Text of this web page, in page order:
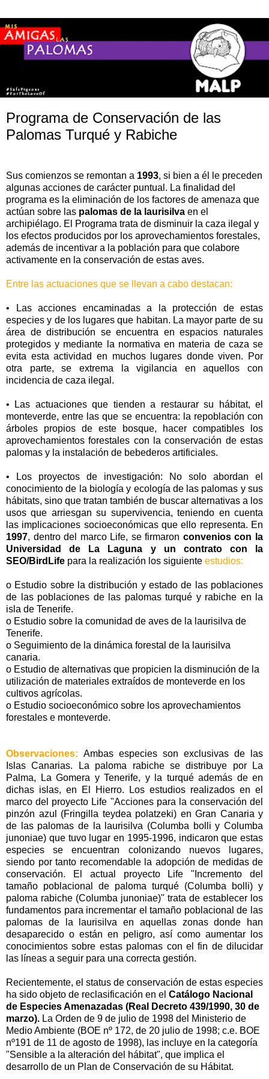
Programa de Conservación de las
Palomas Turqué y Rabiche
Sus comienzos se remontan a 1993, si bien a él le preceden
algunas acciones de carácter puntual. La finalidad del
programa es la eliminación de los factores de amenaza que
actúan sobre las palomas de la laurisilva en el
archipiélago. El Programa trata de disminuir la caza ilegal y
los efectos producidos por los aprovechamientos forestales,
además de incentivar a la población para que colabore
activamente en la conservación de estas aves.
Entre las actuaciones que se llevan a cabo destacan:
• Las acciones encaminadas a la protección de estas
especies y de los lugares que habitan. La mayor parte de su
área de distribución se encuentra en espacios naturales
protegidos y mediante la normativa en materia de caza se
evita esta actividad en muchos lugares donde viven. Por
otra parte, se extrema la vigilancia en aquellos con
incidencia de caza ilegal.
• Las actuaciones que tienden a restaurar su hábitat, el
monteverde, entre las que se encuentra: la repoblación con
árboles propios de este bosque, hacer compatibles los
aprovechamientos forestales con la conservación de estas
palomas y la instalación de bebederos artificiales.
• Los proyectos de investigación: No solo abordan el
conocimiento de la biología y ecología de las palomas y sus
hábitats, sino que tratan también de buscar alternativas a los
usos que arriesgan su supervivencia, teniendo en cuenta
las implicaciones socioeconómicas que ello representa. En
1997, dentro del marco Life, se firmaron convenios con la
Universidad de La Laguna y un contrato con la
SEO/BirdLife para la realización los siguiente estudios:
o Estudio sobre la distribución y estado de las poblaciones
de las poblaciones de las palomas turqué y rabiche en la
isla de Tenerife.
o Estudio sobre la comunidad de aves de la laurisilva de
Tenerife.
o Seguimiento de la dinámica forestal de la laurisilva
canaria.
o Estudio de alternativas que propicien la disminución de la
utilización de materiales extraídos de monteverde en los
cultivos agrícolas.
o Estudio socioeconómico sobre los aprovechamientos
forestales e monteverde.
Observaciones: Ambas especies son exclusivas de las
Islas Canarias. La paloma rabiche se distribuye por La
Palma, La Gomera y Tenerife, y la turqué además de en
dichas islas, en El Hierro. Los estudios realizados en el
marco del proyecto Life "Acciones para la conservación del
pinzón azul (Fringilla teydea polatzeki) en Gran Canaria y
de las palomas de la laurisilva (Columba bolli y Columba
junoniae) que tuvo lugar en 1995-1996, indicaron que estas
especies se encuentran colonizando nuevos lugares,
siendo por tanto recomendable la adopción de medidas de
conservación. El actual proyecto Life "Incremento del
tamaño poblacional de paloma turqué (Columba bolli) y
paloma rabiche (Columba junoniae)" trata de establecer los
fundamentos para incrementar el tamaño poblacional de las
palomas de la laurisilva en aquellas zonas donde han
desaparecido o están en peligro, así como aumentar los
conocimientos sobre estas palomas con el fin de dilucidar
las líneas a seguir para una correcta gestión.
Recientemente, el status de conservación de estas especies
ha sido objeto de reclasificación en el Catálogo Nacional
de Especies Amenazadas (Real Decreto 439/1990, 30 de
marzo). La Orden de 9 de julio de 1998 del Ministerio de
Medio Ambiente (BOE nº 172, de 20 julio de 1998; c.e. BOE
nº191 de 11 de agosto de 1998), las incluye en la categoría
"Sensible a la alteración del hábitat", que implica el
desarrollo de un Plan de Conservación de su Hábitat.